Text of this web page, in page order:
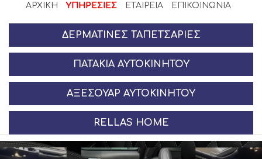
ΑΡΧΙΚΗ ΥΠΗΡΕΣΙΕΣ ΕΤΑΙΡΕΊΑ ΕΠΙΚΟΙΝΩΝΊΑ
ΔΕΡΜΆΤΙΝΕΣ ΤΑΠΕΤΣΑΡΊΕΣ
ΠΑΤΆΚΙΑ ΑΥΤΟΚΙΝΉΤΟΥ
ΑΞΕΣΟΥΆΡ ΑΥΤΟΚΙΝΉΤΟΥ
RELLAS HOME